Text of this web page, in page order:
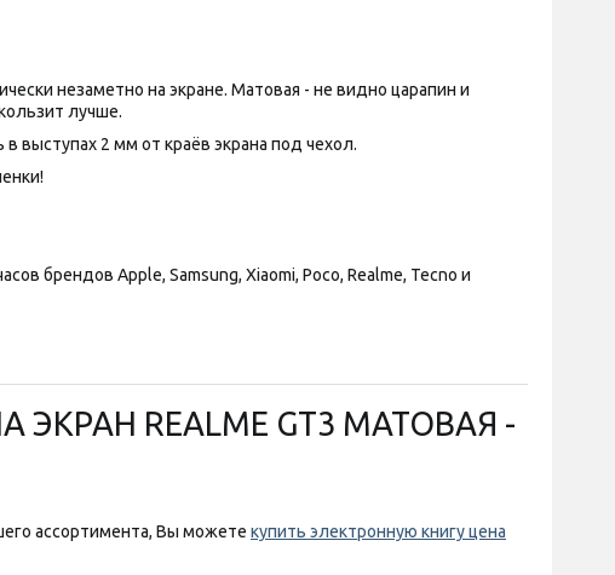
незаметно на экране. Матовая - не видно царапин и
лучше.
выступах 2 мм от краёв экрана под чехол.
брендов Apple, Samsung, Xiaomi, Poco, Realme, Tecno и
ЭКРАН REALME GT3 МАТОВАЯ -
ассортимента, Вы можете купить электронную книгу цена